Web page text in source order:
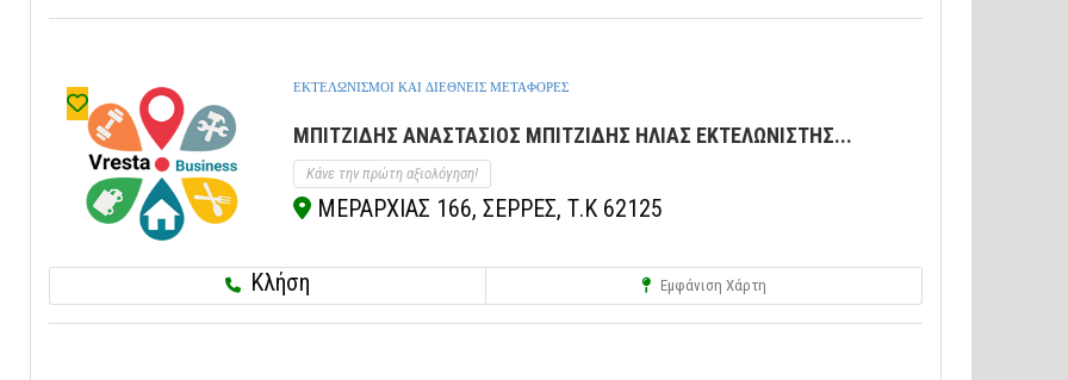
ΕΚΤΕΛΩΝΙΣΜΟΙ ΚΑΙ ΔΙΕΘΝΕΙΣ ΜΕΤΑΦΟΡΕΣ
ΜΠΙΤΖΙΔΗΣ ΑΝΑΣΤΑΣΙΟΣ ΜΠΙΤΖΙΔΗΣ ΗΛΙΑΣ ΕΚΤΕΛΩΝΙΣΤΗΣ...
Κάνε την πρώτη αξιολόγηση!
ΜΕΡΑΡΧΙΑΣ 166, ΣΕΡΡΕΣ, Τ.Κ 62125
Κλήση Εμφάνιση Χάρτη